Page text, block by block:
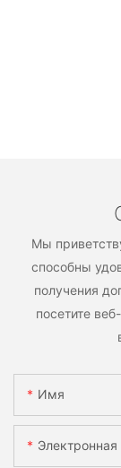
Мы
способны
получения
посетите
Имя
Электронная